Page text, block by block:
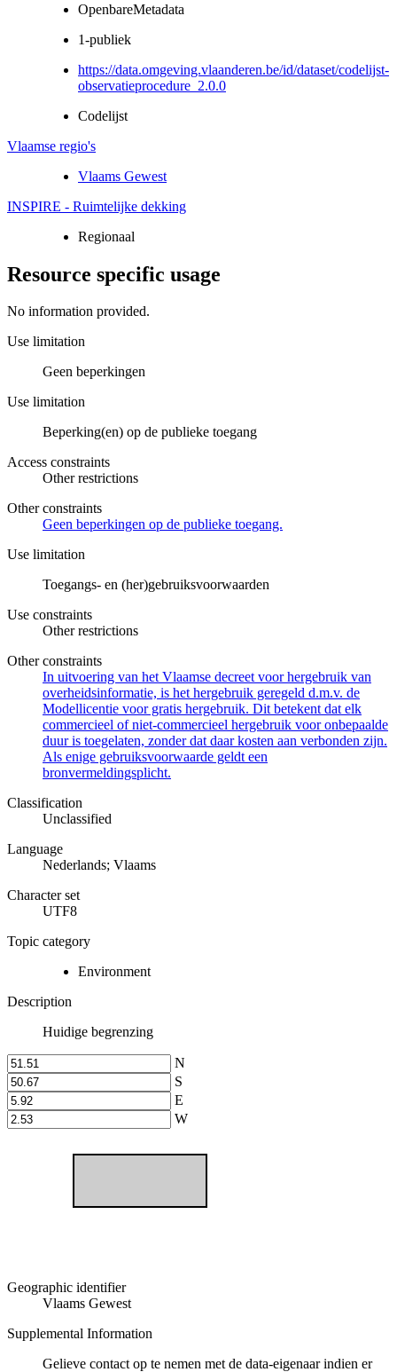
OpenbareMetadata
1-publiek
https://data.omgeving.vlaanderen.be/id/dataset/codelijst-
observatieprocedure_2.0.0
Codelijst
Vlaamse regio's
Vlaams Gewest
INSPIRE - Ruimtelijke dekking
Regionaal
Resource specific usage
No information provided.
Use limitation
Geen beperkingen
Use limitation
Beperking(en) op de publieke toegang
Access constraints
Other restrictions
Other constraints
Geen beperkingen op de publieke toegang.
Use limitation
Toegangs- en (her)gebruiksvoorwaarden
Use constraints
Other restrictions
Other constraints
In uitvoering van het Vlaamse decreet voor hergebruik van
overheidsinformatie, is het hergebruik geregeld d.m.v. de
Modellicentie voor gratis hergebruik. Dit betekent dat elk
commercieel of niet-commercieel hergebruik voor onbepaalde
duur is toegelaten, zonder dat daar kosten aan verbonden zijn.
Als enige gebruiksvoorwaarde geldt een
bronvermeldingsplicht.
Classification
Unclassified
Language
Nederlands; Vlaams
Character set
UTF8
Topic category
Environment
Description
Huidige begrenzing
N
S
E
W
Geographic identifier
Vlaams Gewest
Supplemental Information
Gelieve contact op te nemen met de data-eigenaar indien er